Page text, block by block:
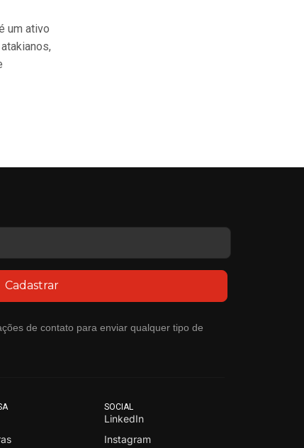
um ativo
Cadastrar
de contato para enviar qualquer tipo de
SOCIAL
LinkedIn
Instagram